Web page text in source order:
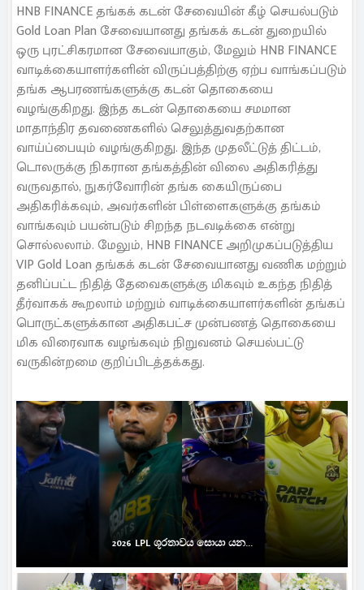
HNB FINANCE தங்கக் கடன் சேவையின் கீழ் செயல்படும்
Gold Loan Plan சேவையானது தங்கக் கடன் துறையில்
ஒரு புரட்சிகரமான சேவையாகும், மேலும் HNB FINANCE
வாடிக்கையாளர்களின் விருப்பத்திற்கு ஏற்ப வாங்கப்படும்
தங்க ஆபரணங்களுக்கு கடன் தொகையை
வழங்குகிறது. இந்த கடன் தொகையை சமமான
மாதாந்திர தவணைகளில் செலுத்துவதற்கான
வாய்ப்பையும் வழங்குகிறது. இந்த முதலீட்டுத் திட்டம்,
டொலருக்கு நிகரான தங்கத்தின் விலை அதிகரித்து
வருவதால், நுகர்வோரின் தங்க கையிருப்பை
அதிகரிக்கவும், அவர்களின் பிள்ளைகளுக்கு தங்கம்
வாங்கவும் பயன்படும் சிறந்த நடவடிக்கை என்று
சொல்லலாம். மேலும், HNB FINANCE அறிமுகப்படுத்திய
VIP Gold Loan தங்கக் கடன் சேவையானது வணிக மற்றும்
தனிப்பட்ட நிதித் தேவைகளுக்கு மிகவும் உகந்த நிதித்
தீர்வாகக் கூறலாம் மற்றும் வாடிக்கையாளர்களின் தங்கப்
பொருட்களுக்கான அதிகபட்ச முன்பணத் தொகையை
மிக விரைவாக வழங்கவும் நிறுவனம் செயல்பட்டு
வருகின்றமை குறிப்பிடத்தக்கது.
2026 LPL ශූරතාවය සොයා යන...